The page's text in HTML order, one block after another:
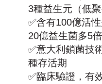
3種益生元（低
✅含有100億活
20億益生菌多5倍
✅意大利鎖菌技
種存活期
✅臨床驗證，有